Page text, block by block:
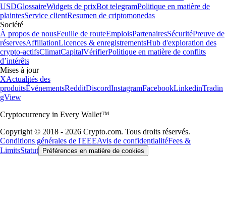
USDGlossaireWidgets de prixBot telegramPolitique en matière de
plaintesService clientResumen de criptomonedas
Société
À propos de nousFeuille de routeEmploisPartenairesSécuritéPreuve de
réservesAffiliationLicences & enregistrementsHub d'exploration des
crypto-actifsClimatCapitalVérifierPolitique en matière de conflits
d’intérêts
Mises à jour
XActualités des
produitsÉvénementsRedditDiscordInstagramFacebookLinkedinTradin
gView
Cryptocurrency in Every Wallet™
Copyright © 2018 - 2026 Crypto.com. Tous droits réservés.
Conditions générales de l'EEEAvis de confidentialitéFees &
LimitsStatut Préférences en matière de cookies